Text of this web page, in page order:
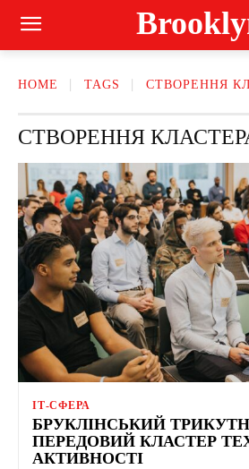
HOME TAGS СТВОРЕННЯ
СТВОРЕННЯ
ІТ-СФЕРА
БРУКЛІНСЬКИЙ
ПЕРЕДОВИЙ КЛАСТЕР
АКТИВНОСТІ